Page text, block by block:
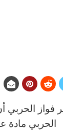
فواز الحربي
الحربي